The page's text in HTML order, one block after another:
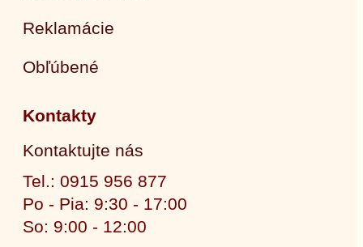
Reklamácie
Obľúbené
Kontakty
Kontaktujte nás
Tel.: 0915 956 877
Po - Pia: 9:30 - 17:00
So: 9:00 - 12:00